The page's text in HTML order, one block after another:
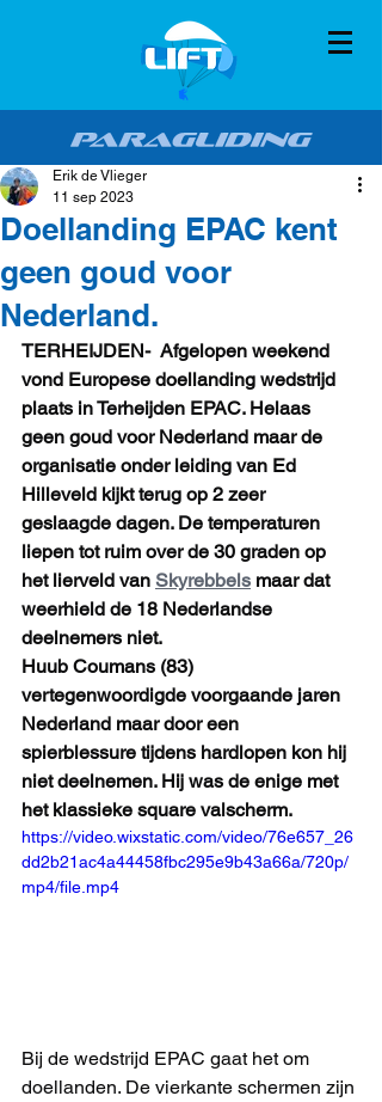
Doellanding EPAC kent
geen goud voor
Nederland.
Erik de Vlieger
11 sep 2023
TERHEIJDEN-  Afgelopen weekend
vond Europese doellanding wedstrijd
plaats in Terheijden EPAC. Helaas
geen goud voor Nederland maar de
organisatie onder leiding van Ed
Hilleveld kijkt terug op 2 zeer
geslaagde dagen. De temperaturen
liepen tot ruim over de 30 graden op
het lierveld van Skyrebbels maar dat
weerhield de 18 Nederlandse
deelnemers niet.
Huub Coumans (83)
vertegenwoordigde voorgaande jaren
Nederland maar door een
spierblessure tijdens hardlopen kon hij
niet deelnemen. Hij was de enige met
het klassieke square valscherm.
https://video.wixstatic.com/video/76e657_26
dd2b21ac4a44458fbc295e9b43a66a/720p/
mp4/file.mp4
Bij de wedstrijd EPAC gaat het om
doellanden. De vierkante schermen zijn